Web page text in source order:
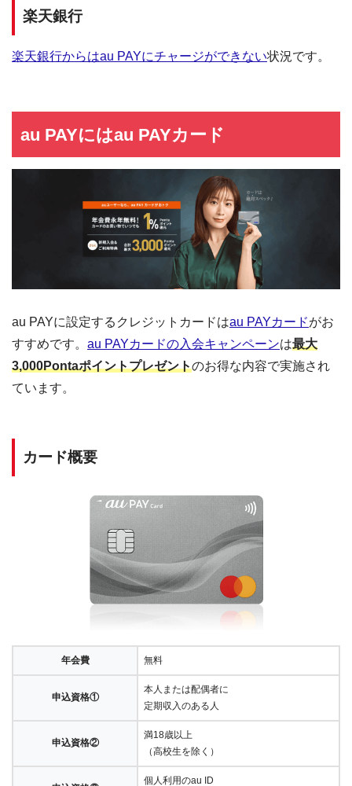
楽天銀行
楽天銀行からはau PAYにチャージができない状況です。
au PAYにはau PAYカード
au PAYに設定するクレジットカードはau PAYカードがお
すすめです。 au PAYカードの入会キャンペーンは最大
3,000Pontaポイントプレゼントのお得な内容で実施され
ています。
カード概要
年会費 無料
申込資格①
本人または配偶者に
定期収入のある人
申込資格②
満18歳以上
（高校生を除く）
個人利用のau ID